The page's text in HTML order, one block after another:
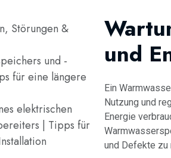
Störungen &
und -
für eine längere
elektrischen
| Tipps für
und
Ein
Nutzung und
Energie
und Defekte zu